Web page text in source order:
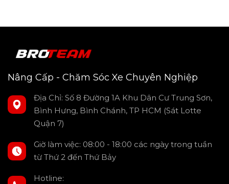
Nâng Cấp - Chăm Sóc Xe Chuyên Nghiệp
Địa Chỉ: Số 8 Đường 1A Khu Dân Cư Trung Sơn,
Bình Hưng, Bình Chánh, TP HCM (Sát Lotte
Quận 7)
Giờ làm việc: 08:00 - 18:00 các ngày trong tuần
từ Thứ 2 đến Thứ Bảy
Hotline: